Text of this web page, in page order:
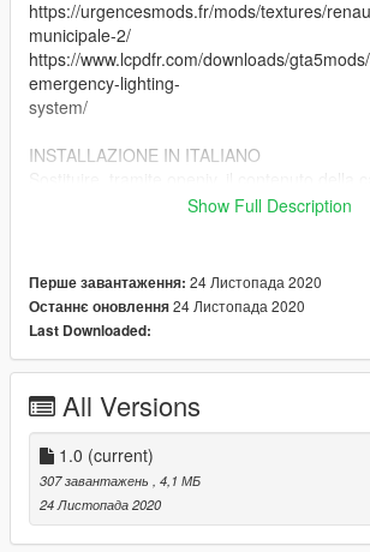
https://urgencesmods.fr/mods/textures/
municipale-2/
https://www.lcpdfr.com/downloads/
emergency-lighting-
system/
INSTALLAZIONE IN ITALIANO
ENGLISH INSTALLATION
Replace, through openiv, the content of
path
CREDITI / CREDITS
Original model
https://urgencesmods.fr/mods/textures/
municipale-2/
Show Full Description
Перше завантаження: 24 Листопада 2020
Останнє оновлення24 Листопада 2020
Last Downloaded:
All Versions
1.0 (current)
307 завантажень
, 4,1 МБ
24 Листопада 2020